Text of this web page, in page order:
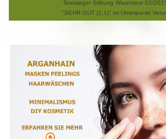
Testsieger Stiftung Warentest 03/
"SEHR GUT (1,1)" im Unterpunkt